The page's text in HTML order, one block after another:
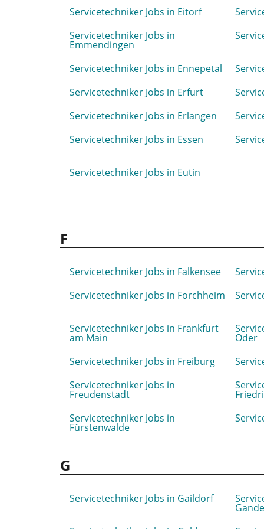
Servicetechniker Jobs in Eitorf
Servicetechniker Jobs in
Emmendingen
Servicetechniker Jobs in Ennepetal
Servicetechniker Jobs in Erfurt
Servicetechniker Jobs in Erlangen
Servicetechniker Jobs in Essen
Servicetechniker Jobs in Eutin
F
Servicetechniker Jobs in Falkensee
Servicetechniker Jobs in Forchheim
Servicetechniker Jobs in Frankfurt
am Main
Oder
Servicetechniker Jobs in Freiburg
Servicetechniker Jobs in
Freudenstadt
Servicetechniker Jobs in
Fürstenwalde
G
Servicetechniker Jobs in Gaildorf